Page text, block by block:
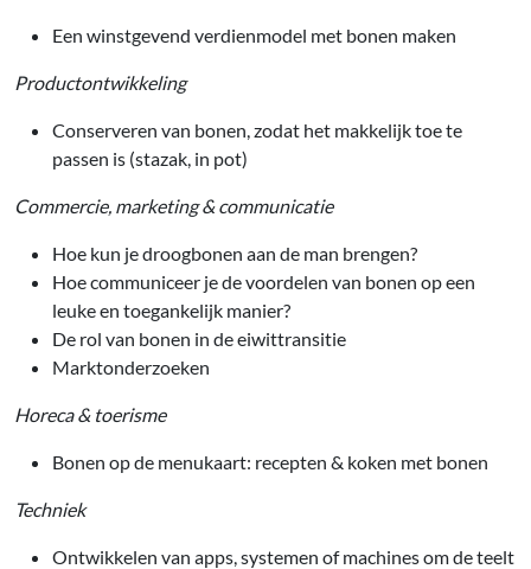
Een winstgevend verdienmodel met bonen maken
Productontwikkeling
Conserveren van bonen, zodat het makkelijk toe te
passen is (stazak, in pot)
Commercie, marketing & communicatie
Hoe kun je droogbonen aan de man brengen?
Hoe communiceer je de voordelen van bonen op een
leuke en toegankelijk manier?
De rol van bonen in de eiwittransitie
Marktonderzoeken
Horeca & toerisme
Bonen op de menukaart: recepten & koken met bonen
Techniek
Ontwikkelen van apps, systemen of machines om de teelt